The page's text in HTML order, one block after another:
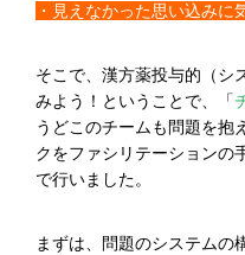
・見えなかった思い込みに
そこで、漢方薬投与的（シ
みよう！ということで、「
うどこのチームも問題を抱
クをファシリテーションの
で行いました。
まずは、問題のシステムの